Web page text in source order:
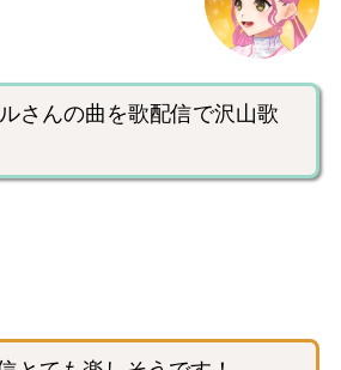
さんの曲を歌配信で沢山歌